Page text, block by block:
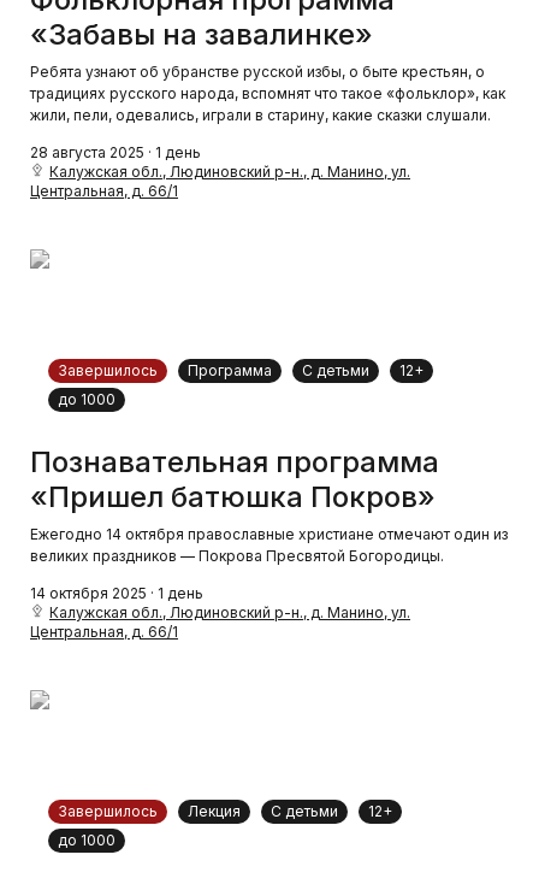
«Забавы на завалинке»
Ребята узнают об убранстве русской избы, о быте крестьян, о
традициях русского народа, вспомнят что такое «фольклор», как
жили, пели, одевались, играли в старину, какие сказки слушали.
28 августа 2025 · 1 день
Калужская обл., Людиновский р-н., д. Манино, ул.
Центральная, д. 66/1
Завершилось Программа С детьми
12+
до 1000
Познавательная программа
«Пришел батюшка Покров»
Ежегодно 14 октября православные христиане отмечают один из
великих праздников — Покрова Пресвятой Богородицы.
14 октября 2025 · 1 день
Калужская обл., Людиновский р-н., д. Манино, ул.
Центральная, д. 66/1
Завершилось Лекция С детьми
12+
до 1000